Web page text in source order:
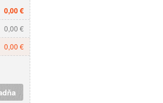
0,00 €
0,00 €
0,00 €